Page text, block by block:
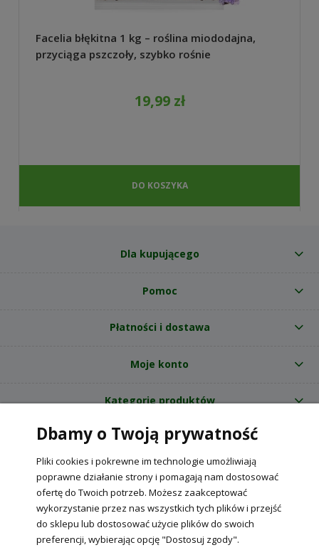
Facelia błękitna 1 kg – roślina miododajna,
przyciąga pszczoły, szybko rośnie
19,99 zł
DO KOSZYKA
Dla kupującego
Pomoc
Płatności i dostawa
Moje konto
Kategorie produktów
O nas
Internetowy sklep ogrodniczy z nasionami RajOgrodnika.pl
NIP: 6090037061, REGON: 260240470 | Czarnca, ul. Tęczowa 31, 29-100
Włoszczowa
POKAŻ PEŁNĄ WERSJĘ STRONY
Dbamy o Twoją prywatność
Pliki cookies i pokrewne im technologie umożliwiają
poprawne działanie strony i pomagają nam dostosować
ofertę do Twoich potrzeb. Możesz zaakceptować
wykorzystanie przez nas wszystkich tych plików i przejść
do sklepu lub dostosować użycie plików do swoich
preferencji, wybierając opcję "Dostosuj zgody".